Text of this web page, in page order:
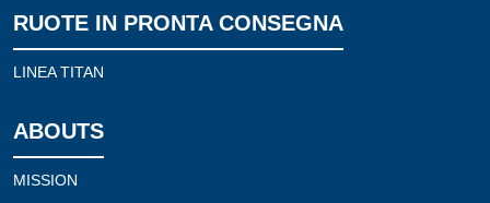
RUOTE IN PRONTA CONSEGNA
LINEA TITAN
ABOUTS
MISSION